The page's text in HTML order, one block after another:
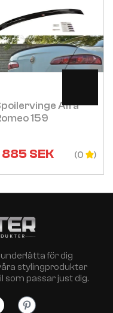
Alfa
159
885SEK (0
Visa
för dig
stylingprodukter
som passar just dig.